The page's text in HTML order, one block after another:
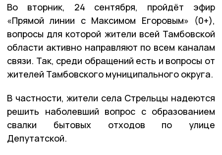
Во вторник, 24 сентября, пройдёт эфир
«Прямой линии с Максимом Егоровым» (0+),
вопросы для которой жители всей Тамбовской
области активно направляют по всем каналам
связи. Так, среди обращений есть и вопросы от
жителей Тамбовского муниципального округа.
В частности, жители села Стрельцы надеются
решить наболевший вопрос с образованием
свалки бытовых отходов по улице
Депутатской.